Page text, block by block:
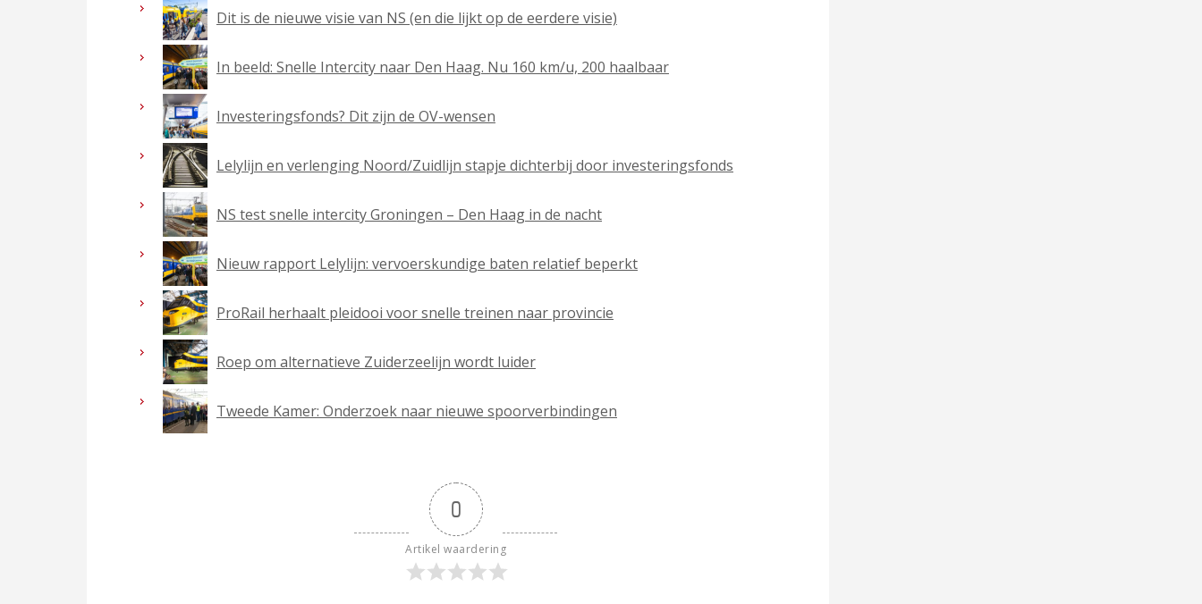
Dit is de nieuwe visie van NS (en die lijkt op de eerdere visie)
In beeld: Snelle Intercity naar Den Haag. Nu 160 km/u, 200 haalbaar
Investeringsfonds? Dit zijn de OV-wensen
Lelylijn en verlenging Noord/Zuidlijn stapje dichterbij door investeringsfonds
NS test snelle intercity Groningen – Den Haag in de nacht
Nieuw rapport Lelylijn: vervoerskundige baten relatief beperkt
ProRail herhaalt pleidooi voor snelle treinen naar provincie
Roep om alternatieve Zuiderzeelijn wordt luider
Tweede Kamer: Onderzoek naar nieuwe spoorverbindingen
0
Artikel waardering